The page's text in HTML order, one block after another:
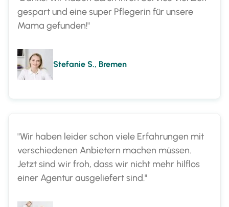
gespart und eine super Pflegerin für unsere
Mama gefunden!"
Stefanie S., Bremen
"Wir haben leider schon viele Erfahrungen mit
verschiedenen Anbietern machen müssen.
Jetzt sind wir froh, dass wir nicht mehr hilflos
einer Agentur ausgeliefert sind."